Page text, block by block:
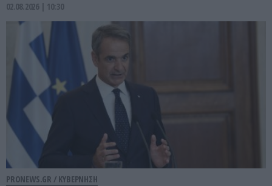
02.08.2026 | 10:30
PRONEWS.GR / ΚΥΒΕΡΝΗΣΗ